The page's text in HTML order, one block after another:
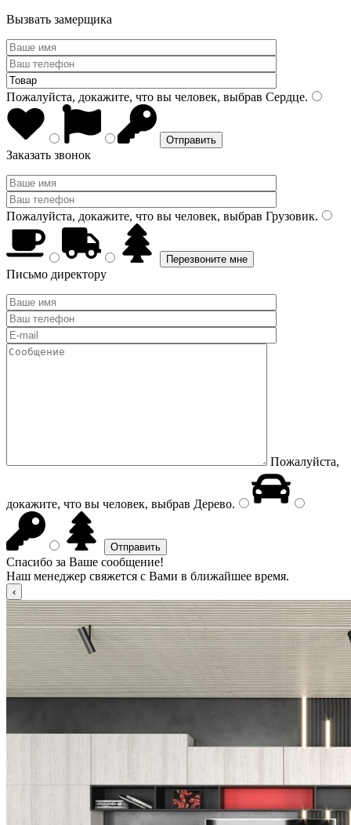
Вызвать замерщика
Пожалуйста, докажите, что вы человек, выбрав Сердце.
Заказать звонок
Пожалуйста, докажите, что вы человек, выбрав Грузовик.
Письмо директору
Пожалуйста,
докажите, что вы человек, выбрав Дерево.
Спасибо за Ваше сообщение!
Наш менеджер свяжется с Вами в ближайшее время.